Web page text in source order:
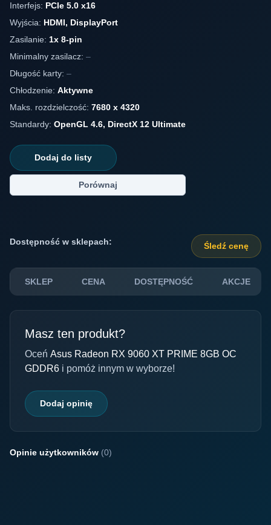
Interfejs: PCIe 5.0 x16
Wyjścia: HDMI, DisplayPort
Zasilanie: 1x 8-pin
Minimalny zasilacz: –
Długość karty: –
Chłodzenie: Aktywne
Maks. rozdzielczość: 7680 x 4320
Standardy: OpenGL 4.6, DirectX 12 Ultimate
Dodaj do listy
Porównaj
Dostępność w sklepach: Śledź cenę
SKLEP CENA DOSTĘPNOŚĆ AKCJE
Masz ten produkt?
Oceń Asus Radeon RX 9060 XT PRIME 8GB OC
GDDR6 i pomóż innym w wyborze!
Dodaj opinię
Opinie użytkowników (0)